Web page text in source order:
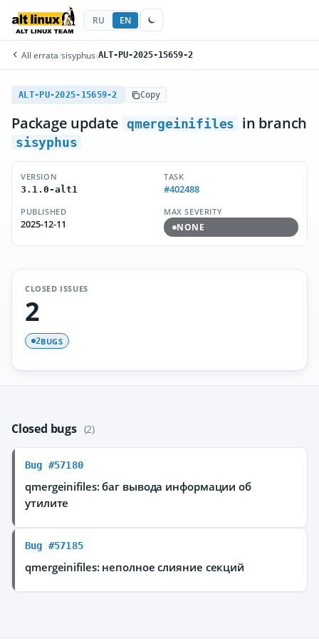
RU EN
All errata/sisyphus/ALT-PU-2025-15659-2
ALT-PU-2025-15659-2 Copy
Package update qmergeinifiles in branch
sisyphus
VERSION
3.1.0-alt1
TASK
#402488
PUBLISHED
2025-12-11
MAX SEVERITY
NONE
CLOSED ISSUES
2
2BUGS
Closed bugs (2)
Bug #57180
qmergeinifiles: баг вывода информации об
утилите
Bug #57185
qmergeinifiles: неполное слияние секций